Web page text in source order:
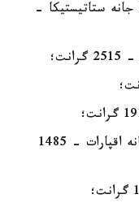
جانە ستاتيستيكا -
✔ الەۋمەتتىك عىلىمدار، جۋرناليستيكا جانە اقپارات - 1485